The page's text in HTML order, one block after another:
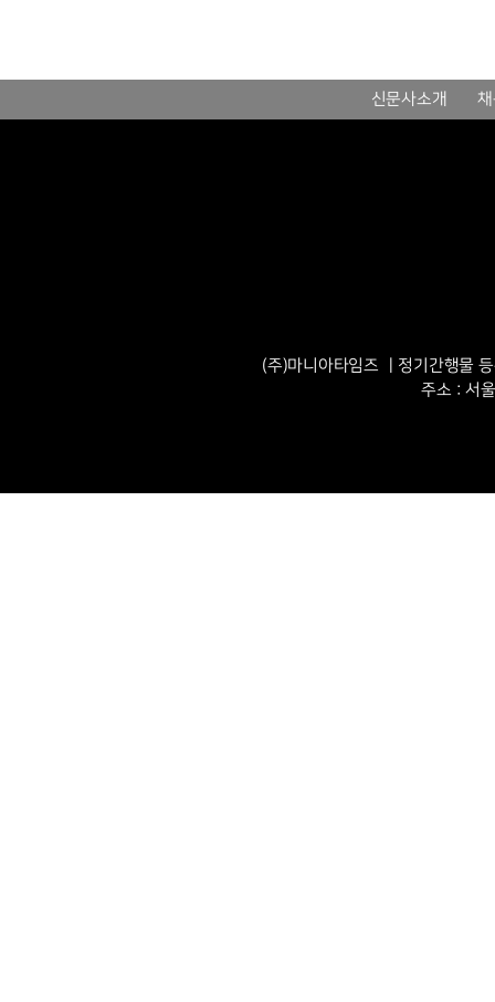
신문사소개
(주)마니아타임즈 ㅣ정기간행물
주소 : 서